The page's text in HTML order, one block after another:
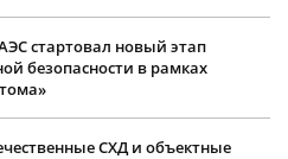
стартовал новый этап
безопасности в рамках
СХД и объектные